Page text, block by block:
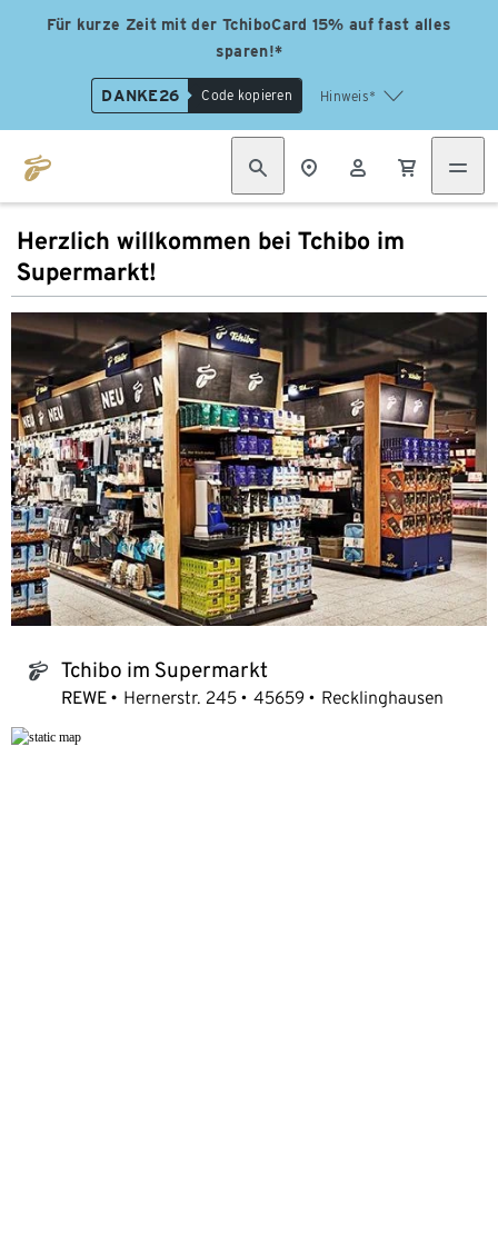
Für kurze Zeit mit der TchiboCard 15% auf fast alles
sparen!*
DANKE26 Code kopieren Hinweis*
Herzlich willkommen bei Tchibo im
Supermarkt!
tchibo_logo Tchibo im Supermarkt
REWE Hernerstr. 245 45659 Recklinghausen